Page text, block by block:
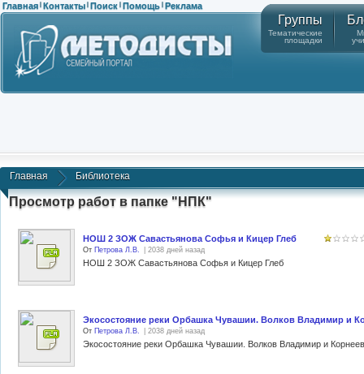
Главная | Контакты | Поиск | Помощь | Реклама
Группы
Тематические
площадки
Главная Библиотека
Просмотр работ в папке "НПК"
НОШ 2 ЗОЖ Савастьянова Софья и Кицер Глеб
От Петрова Л.В. | 2038 дней назад
НОШ 2 ЗОЖ Савастьянова Софья и Кицер Глеб
Экосостояние реки Орбашка Чувашии. Волков Владимир и
От Петрова Л.В. | 2038 дней назад
Экосостояние реки Орбашка Чувашии. Волков Владимир и